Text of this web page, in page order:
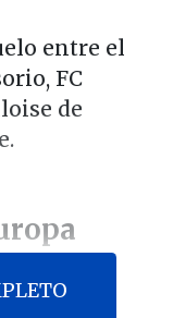
entre el
FC
de
Gilloise,